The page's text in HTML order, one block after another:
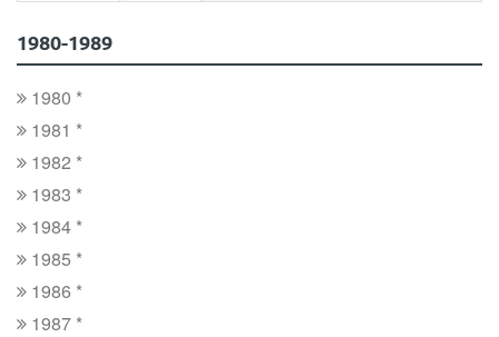
1980-1989
1980 *
1981 *
1982 *
1983 *
1984 *
1985 *
1986 *
1987 *